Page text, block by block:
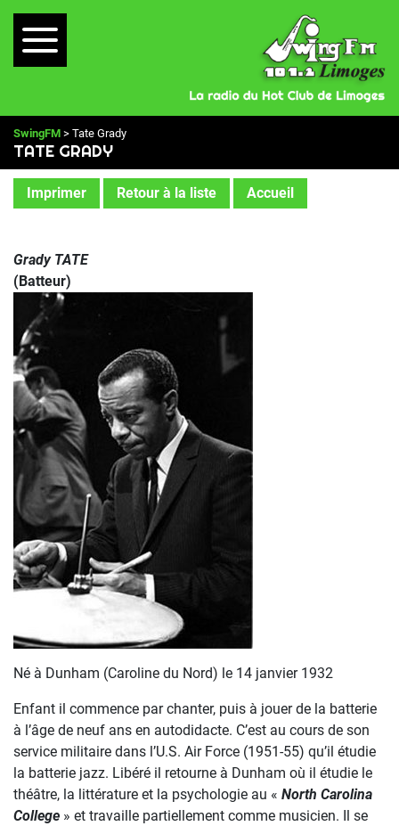
SwingFM > Tate Grady
TATE GRADY
Imprimer Retour à la liste Accueil
Grady TATE
(Batteur)
Né à Dunham (Caroline du Nord) le 14 janvier 1932
Enfant il commence par chanter, puis à jouer de la batterie
à l’âge de neuf ans en autodidacte. C’est au cours de son
service militaire dans l’U.S. Air Force (1951-55) qu’il étudie
la batterie jazz. Libéré il retourne à Dunham où il étudie le
théâtre, la littérature et la psychologie au « North Carolina
College » et travaille partiellement comme musicien. Il se